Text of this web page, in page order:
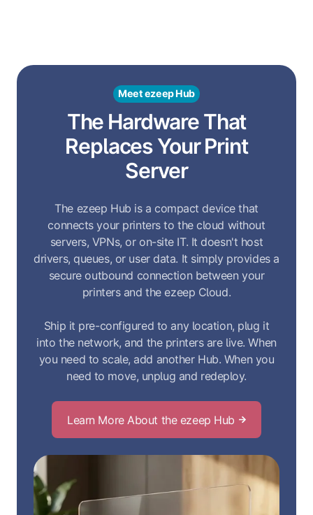
Meet ezeep Hub
The Hardware That
Replaces Your Print
Server
The ezeep Hub is a compact device that
connects your printers to the cloud without
servers, VPNs, or on-site IT. It doesn't host
drivers, queues, or user data. It simply provides a
secure outbound connection between your
printers and the ezeep Cloud.
Ship it pre-configured to any location, plug it
into the network, and the printers are live. When
you need to scale, add another Hub. When you
need to move, unplug and redeploy.
Learn More About the ezeep Hub